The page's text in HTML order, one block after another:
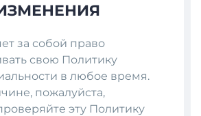
за собой право
свою Политику
в любое время.
пожалуйста,
эту Политику